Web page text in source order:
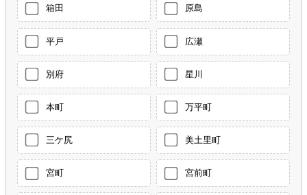
箱田 原島
平戸 広瀬
別府 星川
本町 万平町
三ケ尻 美土里町
宮町 宮前町